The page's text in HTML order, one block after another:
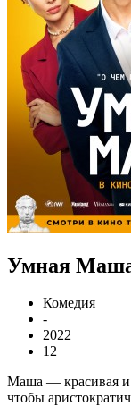
Умная
Комедия
-
2022
12+
Маша — красивая и
чтобы